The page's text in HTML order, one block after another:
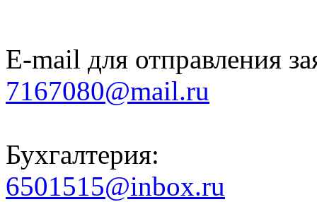
E-mail для отправления
7167080@mail.ru
Бухгалтерия:
6501515@inbox.ru